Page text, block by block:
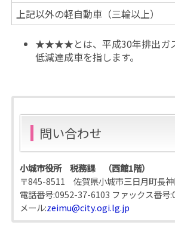
上記以外の軽自動車（三輪以上）
★★★★とは、平成30年排出ガス
低減達成車を指します。
問い合わせ
小城市役所 税務課 （西館1階）
〒845-8511 佐賀県小城市三日月町長
電話番号:0952-37-6103 ファックス番号:
メール:zeimu@city.ogi.lg.jp